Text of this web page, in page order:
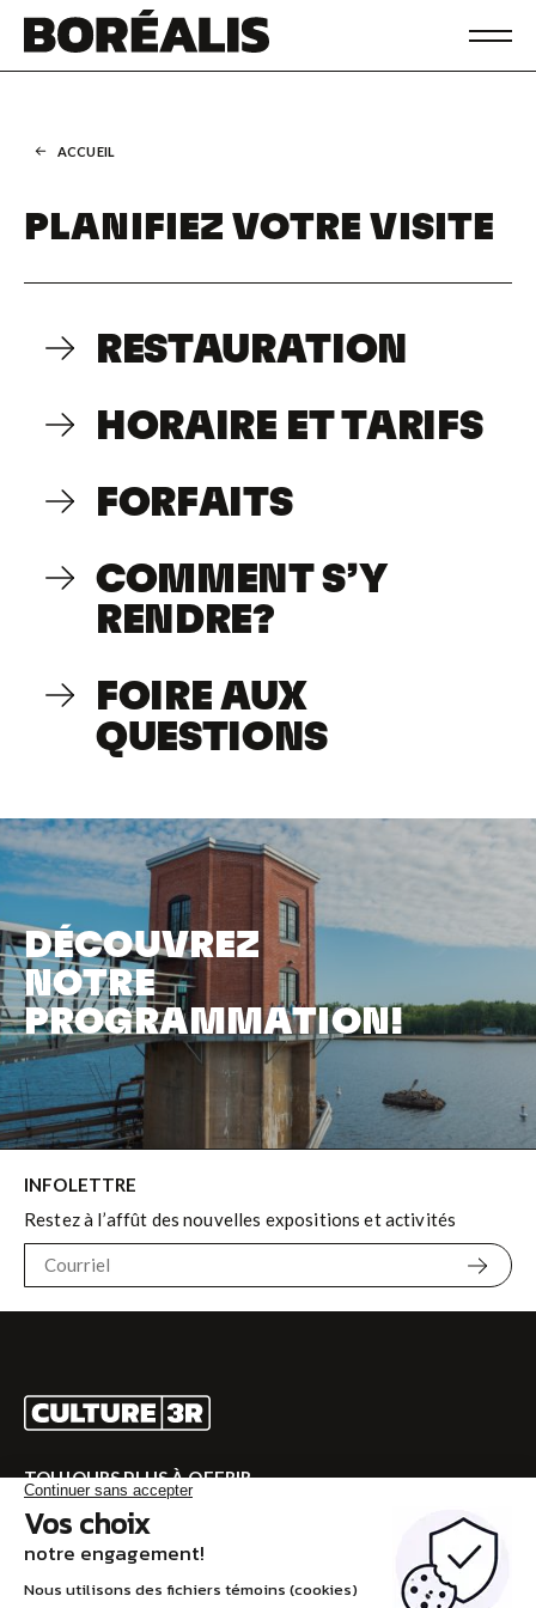
ACCUEIL
PLANIFIEZ VOTRE VISITE
RESTAURATION
HORAIRE ET TARIFS
FORFAITS
COMMENT S’Y
RENDRE?
FOIRE AUX
QUESTIONS
DÉCOUVREZ
NOTRE
PROGRAMMATION!
INFOLETTRE
Restez à l’affût des nouvelles expositions et activités
TOUJOURS PLUS À OFFRIR
Rendez-vous sur CULTURE 3R pour la programmation
complète!
VISITEZ CULTURE 3R